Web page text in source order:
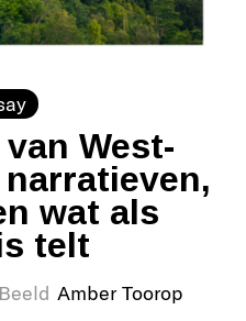
West-
wat als
telt
Beeld Amber Toorop